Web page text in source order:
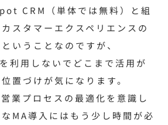
CRM（単体では無料）と組
スタマーエクスペリエンスの
いうことなのですが、
用しないでどこまで活用が
置づけが気になります。
営業プロセスの最適化を意識し
MA導入にはもう少し時間が必